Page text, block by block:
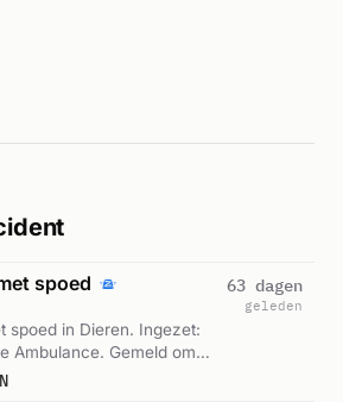
spoed
spoed in Dieren. Ingezet:
Ambulance. Gemeld om
63 dagen
geleden